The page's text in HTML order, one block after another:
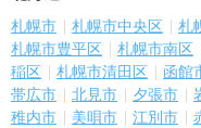
札幌市 札幌市中央区 札
札幌市豊平区
札幌市南区
稲区
札幌市清田区 函館
帯広市
北見市 夕張市
稚内市
美唄市 江別市